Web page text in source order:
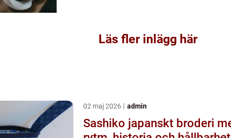
Läs fler inlägg här
02 maj 2026 admin
Sashiko japanskt broderi med